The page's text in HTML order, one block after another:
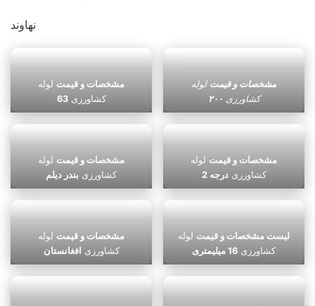
نهاوند
مشخصات و قیمت لوله
کشاورزی63
مشخصات و قیمت لوله
کشاورزی ۲۰۰
مشخصات و قیمت لوله
کشاورزی بندر دیلم
مشخصات و قیمت لوله
کشاورزیدرجه 2
مشخصات و قیمت لوله
کشاورزی افغانستان
لیست مشخصات و قیمت لوله
کشاورزی 16 میلیمتری